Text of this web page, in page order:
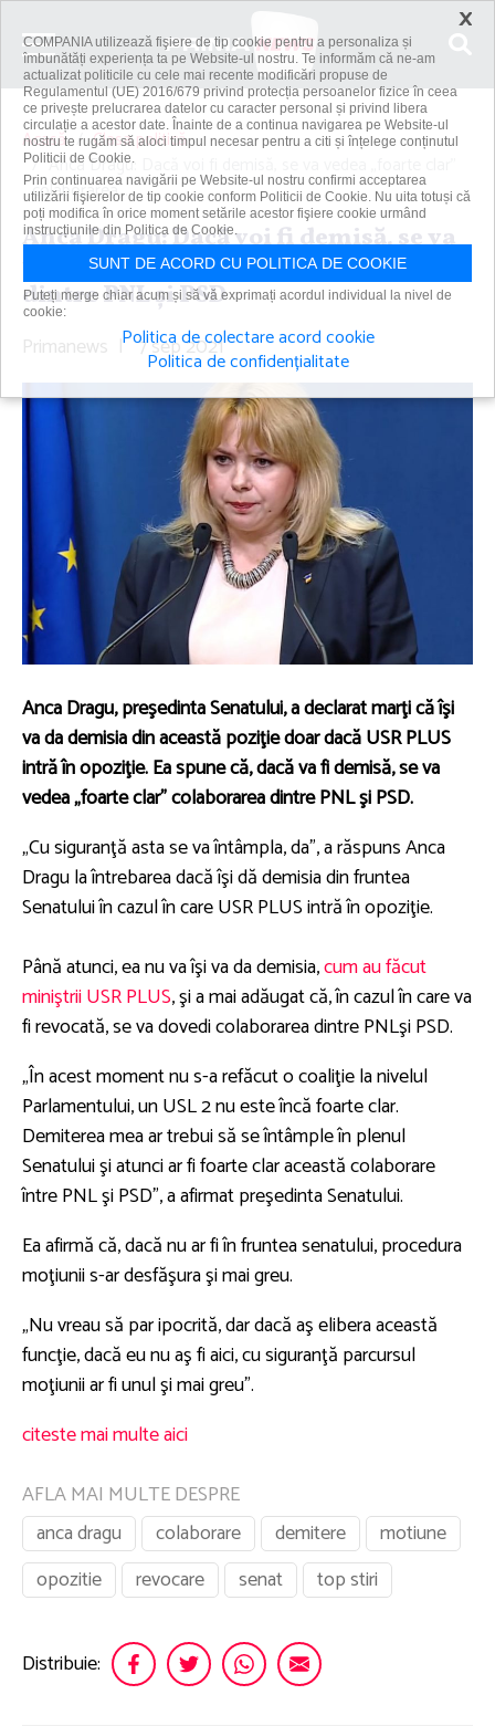
Acasă
Clasa politică
Anca Dragu: Dacă voi fi demisă, se va vedea „foarte clar”
colaborarea...
Anca Dragu: Dacă voi fi demisă, se va
vedea „foarte clar” colaborarea
dintre PNL şi PSD
Primanews | 7 sep 2021
Anca Dragu, preşedinta Senatului, a declarat marţi că îşi
va da demisia din această poziţie doar dacă USR PLUS
intră în opoziţie. Ea spune că, dacă va fi demisă, se va
vedea „foarte clar” colaborarea dintre PNL şi PSD.
„Cu siguranţă asta se va întâmpla, da”, a răspuns Anca
Dragu la întrebarea dacă îşi dă demisia din fruntea
Senatului în cazul în care USR PLUS intră în opoziţie.
Până atunci, ea nu va îşi va da demisia,cum au făcut
miniştrii USR PLUS, şi a mai adăugat că, în cazul în care va
fi revocată, se va dovedi colaborarea dintre PNLşi PSD.
„În acest moment nu s-a refăcut o coaliţie la nivelul
Parlamentului, un USL 2 nu este încă foarte clar.
Demiterea mea ar trebui să se întâmple în plenul
Senatului şi atunci ar fi foarte clar această colaborare
între PNL şi PSD”, a afirmat preşedinta Senatului.
Ea afirmă că, dacă nu ar fi în fruntea senatului, procedura
moţiunii s-ar desfăşura şi mai greu.
„Nu vreau să par ipocrită, dar dacă aş elibera această
funcţie, dacă eu nu aş fi aici, cu siguranţă parcursul
moţiunii ar fi unul şi mai greu”.
citeste mai multe aici
AFLA MAI MULTE DESPRE
anca dragu
colaborare demitere
motiune
opozitie
revocare senat top stiri
Distribuie:
×
COMPANIA utilizează fişiere de tip cookie pentru a personaliza și
îmbunătăți experiența ta pe Website-ul nostru. Te informăm că ne-am
actualizat politicile cu cele mai recente modificări propuse de
Regulamentul (UE) 2016/679 privind protecția persoanelor fizice în ceea
ce privește prelucrarea datelor cu caracter personal și privind libera
circulație a acestor date. Înainte de a continua navigarea pe Website-ul
nostru te rugăm să aloci timpul necesar pentru a citi și înțelege conținutul
Politicii de Cookie.
Prin continuarea navigării pe Website-ul nostru confirmi acceptarea
utilizării fişierelor de tip cookie conform Politicii de Cookie. Nu uita totuși că
poți modifica în orice moment setările acestor fişiere cookie urmând
instrucțiunile din Politica de Cookie.
SUNT DE ACORD CU POLITICA DE COOKIE
Puteți merge chiar acum și să vă exprimați acordul individual la nivel de
cookie:
Politica de colectare acord cookie
Politica de confidențialitate